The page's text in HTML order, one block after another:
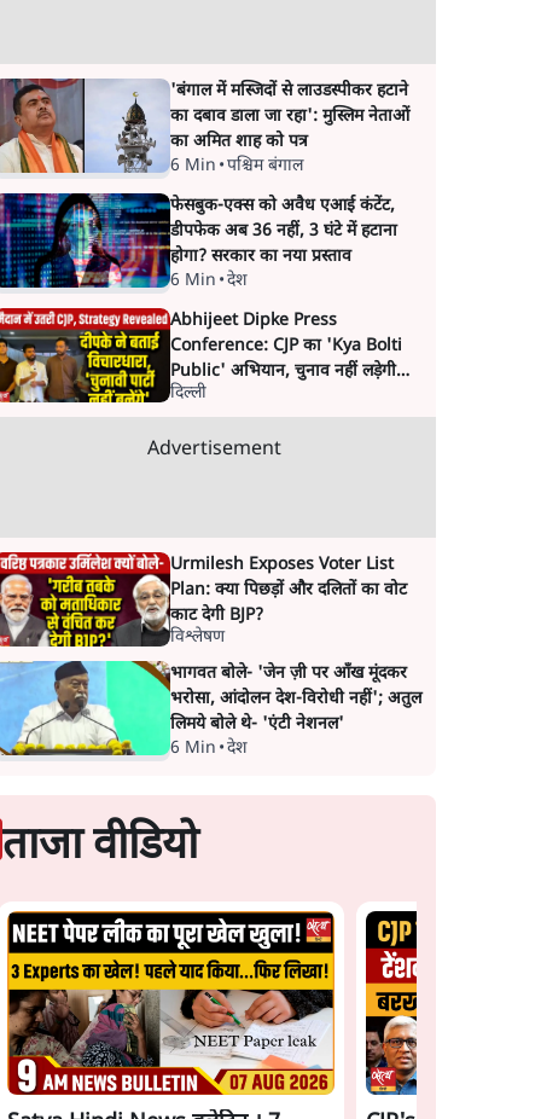
'बंगाल में मस्जिदों से लाउडस्पीकर हटाने
का दबाव डाला जा रहा': मुस्लिम नेताओं
का अमित शाह को पत्र
6 Min •पश्चिम बंगाल
फेसबुक-एक्स को अवैध एआई कंटेंट,
डीपफेक अब 36 नहीं, 3 घंटे में हटाना
होगा? सरकार का नया प्रस्ताव
6 Min •देश
Abhijeet Dipke Press
Conference: CJP का 'Kya Bolti
Public' अभियान, चुनाव नहीं लड़ेगी
CJP!
दिल्ली
Advertisement
Urmilesh Exposes Voter List
Plan: क्या पिछड़ों और दलितों का वोट
काट देगी BJP?
विश्लेषण
भागवत बोले- 'जेन ज़ी पर आँख मूंदकर
भरोसा, आंदोलन देश-विरोधी नहीं'; अतुल
लिमये बोले थे- 'एंटी नेशनल'
6 Min •देश
ताजा वीडियो